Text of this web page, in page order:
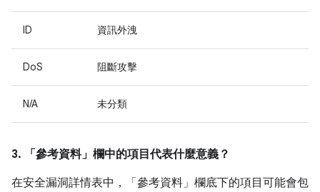
ID 資訊外洩
DoS 阻斷攻擊
N/A 未分類
3. 「參考資料」 欄中的項目代表什麼意義？
在安全漏洞詳情表中，「參考資料」 欄底下的項目可能會包